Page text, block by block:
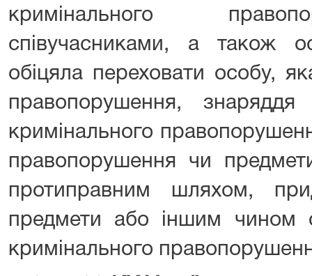
кримінального
співучасниками, а також
обіцяла переховати особу,
правопорушення,
кримінального
правопорушення чи
протиправним шляхом,
предмети або іншим чином
кримінального